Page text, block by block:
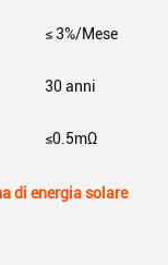
≤ 3%/Mese
30 anni
≤0.5mΩ
di energia solare